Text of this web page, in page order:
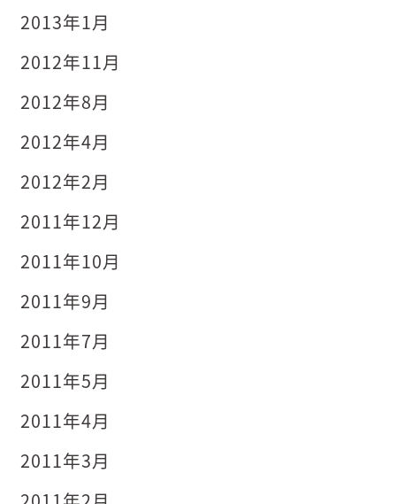
2013年1月
2012年11月
2012年8月
2012年4月
2012年2月
2011年12月
2011年10月
2011年9月
2011年7月
2011年5月
2011年4月
2011年3月